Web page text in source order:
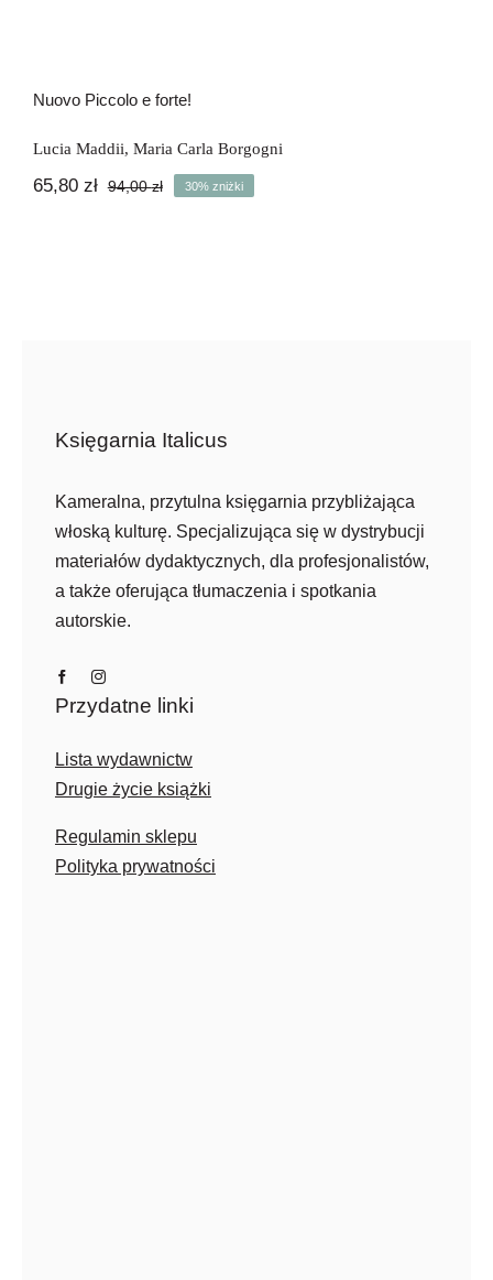
Nuovo Piccolo e forte!
Lucia Maddii, Maria Carla Borgogni
94,00złPierwotna
65,80 zł
Aktualna
30% zniżki
Księgarnia Italicus
Kameralna, przytulna księgarnia przybliżająca
włoską kulturę. Specjalizująca się w dystrybucji
materiałów dydaktycznych, dla profesjonalistów,
a także oferująca tłumaczenia i spotkania
autorskie.
Przydatne linki
Lista wydawnictw
Drugie życie książki
Regulamin sklepu
Polityka prywatności